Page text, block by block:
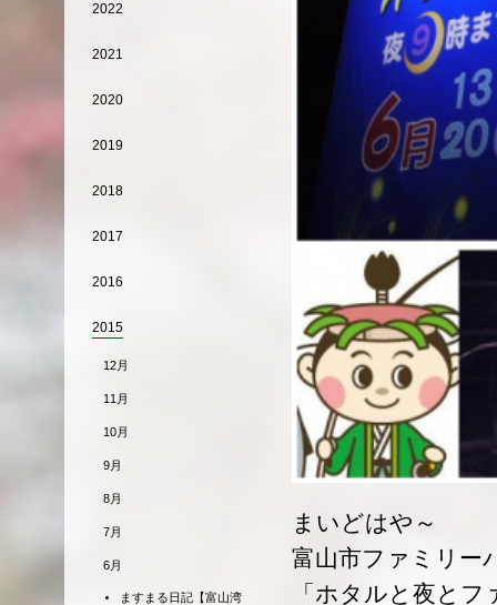
まいどはや～
富山市ファミリー
「ホタルと夜と
2022
2021
2020
2019
2018
2017
2016
2015
12月
11月
10月
9月
8月
7月
6月
ますまる日記【富山湾